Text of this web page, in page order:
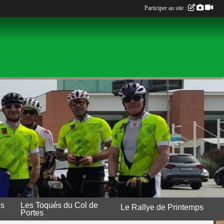
Les Toqués du Col de
Portes
Le Rallye de Printemps
Participer au site :